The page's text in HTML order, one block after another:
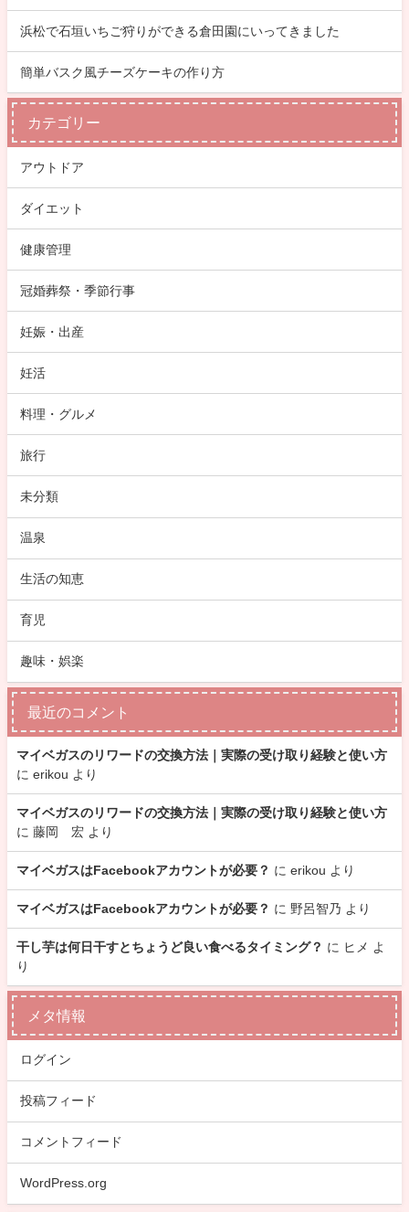
浜松で石垣いちご狩りができる倉田園にいってきました
簡単バスク風チーズケーキの作り方
カテゴリー
アウトドア
ダイエット
健康管理
冠婚葬祭・季節行事
妊娠・出産
妊活
料理・グルメ
旅行
未分類
温泉
生活の知恵
育児
趣味・娯楽
最近のコメント
マイベガスのリワードの交換方法｜実際の受け取り経験と使い方
に erikou より
マイベガスのリワードの交換方法｜実際の受け取り経験と使い方
に 藤岡 宏 より
マイベガスはFacebookアカウントが必要？ に erikou より
マイベガスはFacebookアカウントが必要？ に 野呂智乃 より
干し芋は何日干すとちょうど良い食べるタイミング？ に ヒメ
よ
り
メタ情報
ログイン
投稿フィード
コメントフィード
WordPress.org